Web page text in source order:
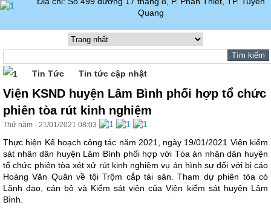
Quang
Tin Tức Tin tức cập nhật
Viện KSND huyện Lâm Bình phối hợp tổ chức
phiên tòa rút kinh nghiệm
Thứ năm - 21/01/2021 08:03
Thực hiện Kế hoạch công tác năm 2021, ngày 19/01/2021 Viện kiểm
sát nhân dân huyện Lâm Bình phối hợp với Tòa án nhân dân huyện
tổ chức phiên tòa xét xử rút kinh nghiệm vụ án hình sự đối với bị cáo
Hoàng Văn Quân về tội Trộm cắp tài sản. Tham dự phiên tòa có
Lãnh đạo, cán bộ và Kiểm sát viên của Viện kiểm sát huyện Lâm
Bình.